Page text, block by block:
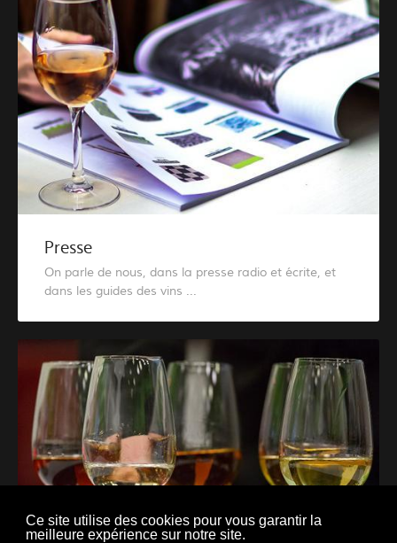
Ce site utilise des cookies pour vous garantir la
meilleure expérience sur notre site.
Presse
On parle de nous, dans la presse radio et écrite, et
dans les guides des vins ...